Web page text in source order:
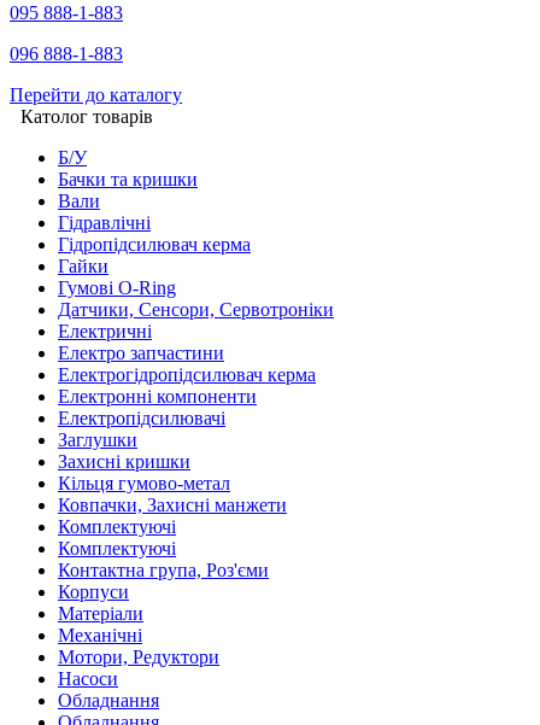
095 888-1-883
096 888-1-883
Перейти до каталогу
Католог товарів
Б/У
Бачки та кришки
Вали
Гідравлічні
Гідропідсилювач керма
Гайки
Гумові O-Ring
Датчики, Сенсори, Сервотроніки
Електричні
Електро запчастини
Електрогідропідсилювач керма
Електронні компоненти
Електропідсилювачі
Заглушки
Захисні кришки
Кільця гумово-метал
Ковпачки, Захисні манжети
Комплектуючі
Комплектуючі
Контактна група, Роз'єми
Корпуси
Матеріали
Механічні
Мотори, Редуктори
Насоси
Обладнання